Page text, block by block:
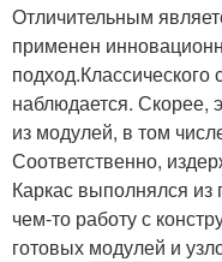
Отличительным
применен
подход.Классического
наблюдается. Скорее,
из модулей, в том
Соответственно,
Каркас выполнялся из
чем-то работу с
готовых модулей и